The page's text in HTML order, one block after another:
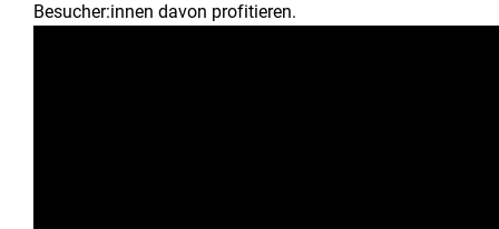
Besucher:innen davon profitieren.